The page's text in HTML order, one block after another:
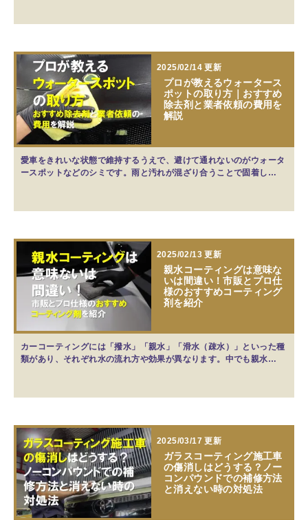
2025/02/14 更新
プロが教えるウォータース
ポットの取り方｜おすすめ
除去剤と業者依頼の費用を
解説
愛車をきれいな状態で維持するうえで、避けて通れないのがウォータ
ースポットなどのシミです。雨と汚れが混ざり合うことで固着し…
2025/02/13 更新
親水コーティングは意味な
いは間違い！市販とプロ仕
様のおすすめコーティング
剤を紹介
カーコーティングには「撥水」「親水」「滑水（疎水）」といった種
類があり、それぞれ水の流れ方や効果が異なります。中でも親水…
2025/03/17 更新
ガラスコーティング施工車
の傷消しはどうする？ノー
コンパウンドでの補修方法
と消えない時の対処法